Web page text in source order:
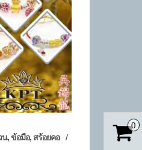
, ข้อมือ, สร้อยคอ
0